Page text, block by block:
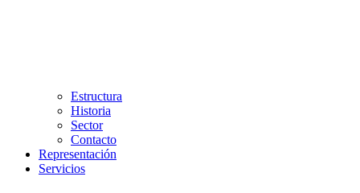
Estructura
Historia
Sector
Contacto
Representación
Servicios